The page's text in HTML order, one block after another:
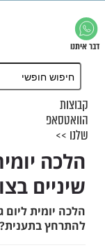
יומית:
בצום?